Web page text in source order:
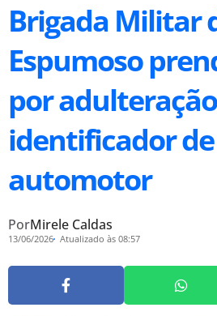
Brigada Militar
Espumoso
por
identificador
automotor
PorMirele Caldas
13/06/2026 Atualizado às 08:57